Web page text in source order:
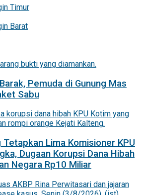
Timur
Barat
Pemuda di Gunung Mas
Sabu
Tetapkan Lima Komisioner KPU
Dugaan Korupsi Dana Hibah
Negara Rp10 Miliar